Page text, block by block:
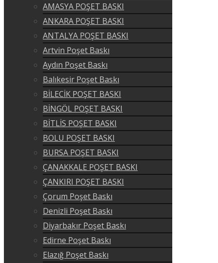
AMASYA POŞET BASKI
ANKARA POŞET BASKI
ANTALYA POŞET BASKI
Artvin Poşet Baskı
Aydın Poşet Baskı
Balıkesir Poşet Baskı
BİLECİK POŞET BASKI
BİNGÖL POŞET BASKI
BİTLİS POŞET BASKI
BOLU POŞET BASKI
BURSA POŞET BASKI
ÇANAKKALE POŞET BASKI
ÇANKIRI POŞET BASKI
Çorum Poşet Baskı
Denizli Poşet Baskı
Diyarbakır Poşet Baskı
Edirne Poşet Baskı
Elazığ Poşet Baskı